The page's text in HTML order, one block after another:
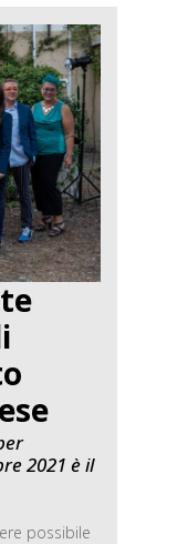
2021 è il
possibile